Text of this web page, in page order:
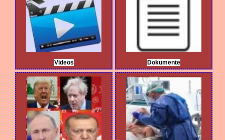
Videos Dokumente